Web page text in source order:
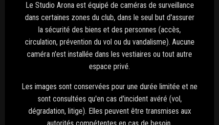
Le Studio Arona est équipé de caméras de surveillance
dans certaines zones du club, dans le seul but d'assurer
la sécurité des biens et des personnes (accès,
circulation, prévention du vol ou du vandalisme). Aucune
caméra n'est installée dans les vestiaires ou tout autre
espace privé.
Les images sont conservées pour une durée limitée et ne
sont consultées qu'en cas d'incident avéré (vol,
dégradation, litige). Elles peuvent être transmises aux